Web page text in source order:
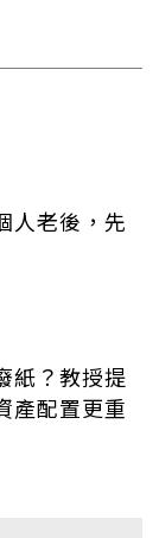
人老後，先
紙？教授提
產配置更重